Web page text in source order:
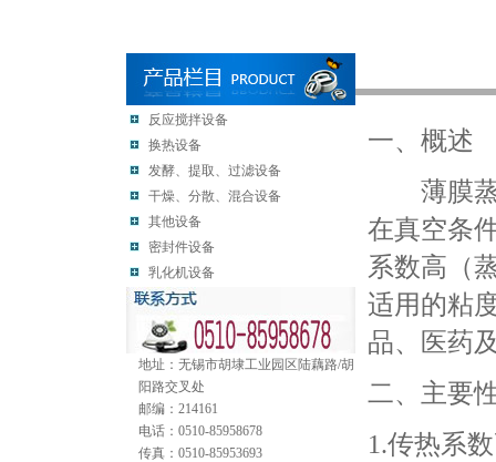
反应搅拌设备
换热设备
发酵、提取、过滤设备
干燥、分散、混合设备
其他设备
密封件设备
乳化机设备
地址：无锡市胡埭工业园区陆藕路/胡
阳路交叉处
邮编：214161
电话：0510-85958678
传真：0510-85953693
一、概述
薄膜蒸
在真空条
系数高（
适用的粘
品、医药
二、主要
1.传热系